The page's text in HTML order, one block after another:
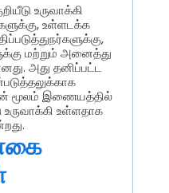
உருவாக்கி
உள்ளடக்க
மற்றும் அனைத்து
அது தனிப்பட்ட
மூலம் இணையத்தில்
உருவாக்கி உள்ளதாக